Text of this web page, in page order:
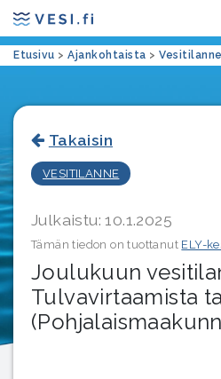
Etusivu > Ajankohtaista > Vesitilanne
Takaisin
VESITILANNE
Julkaistu: 10.1.2025
Tämän tiedon on tuottanut ELY-
Joulukuun
Tulvavirtaamista